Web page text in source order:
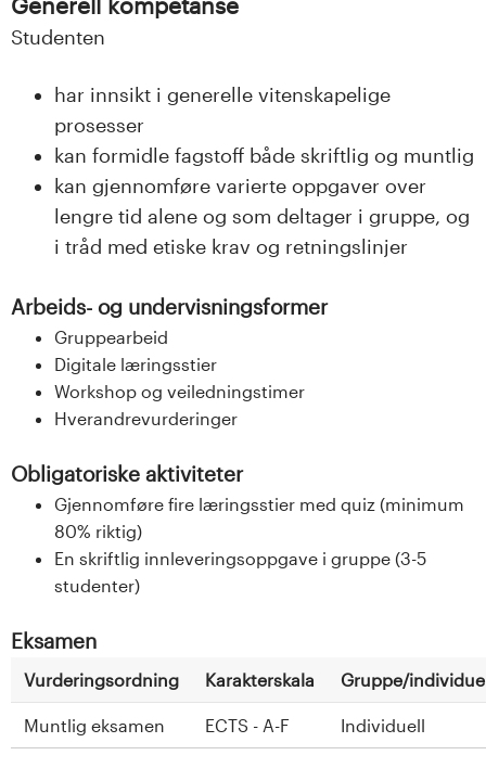
Studenten
har innsikt i generelle vitenskapelige
prosesser
kan formidle fagstoff både skriftlig og muntlig
kan gjennomføre varierte oppgaver over
lengre tid alene og som deltager i gruppe, og
i tråd med etiske krav og retningslinjer
Arbeids- og undervisningsformer
Gruppearbeid
Digitale læringsstier
Workshop og veiledningstimer
Hverandrevurderinger
Obligatoriske aktiviteter
Gjennomføre fire læringsstier med quiz (minimum
80% riktig)
En skriftlig innleveringsoppgave i gruppe (3-5
studenter)
Eksamen
Vurderingsordning Karakterskala Gruppe/
Muntlig eksamen ECTS - A-F Individuell